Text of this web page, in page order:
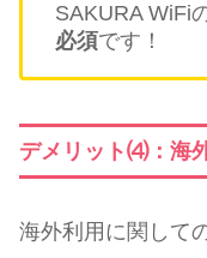
SAKURA WiFi
必須です！
デメリット⑷：海
海外利用に関して